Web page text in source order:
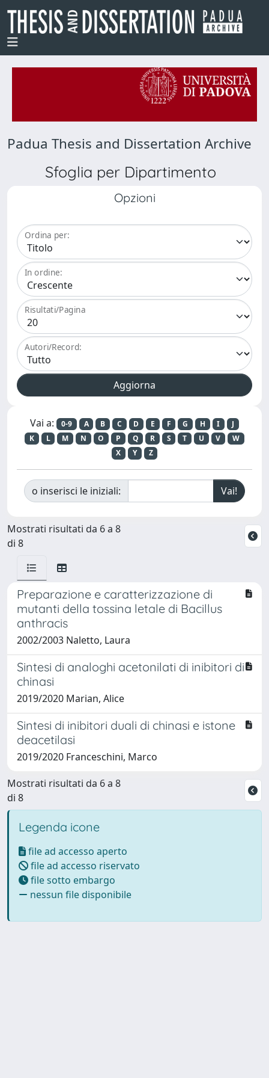
Padua Thesis and Dissertation Archive
Sfoglia per Dipartimento
Opzioni
Ordina per:
In ordine:
Risultati/Pagina
Autori/Record:
Vai a: 0-9 A B C D E F G H I
J
K
L M N O P Q R S T U V
W
X
Y Z
o inserisci le iniziali:
Mostrati risultati da 6 a 8
di 8
Preparazione e caratterizzazione di
mutanti della tossina letale di Bacillus
anthracis
2002/2003 Naletto, Laura
Sintesi di analoghi acetonilati di inibitori di
chinasi
2019/2020 Marian, Alice
Sintesi di inibitori duali di chinasi e istone
deacetilasi
2019/2020 Franceschini, Marco
Mostrati risultati da 6 a 8
di 8
Legenda icone
file ad accesso aperto
file ad accesso riservato
file sotto embargo
nessun file disponibile